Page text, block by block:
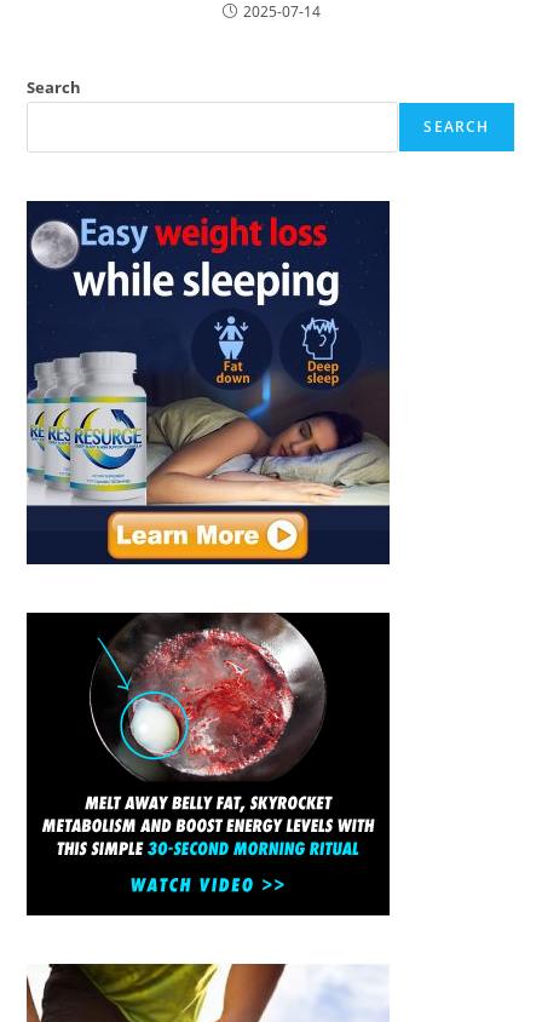
2025-07-14
Search
SEARCH